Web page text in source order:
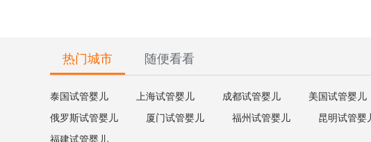
热门城市 随便看看
泰国试管婴儿 上海试管婴儿 成都试管婴儿 美国试管婴儿
俄罗斯试管婴儿
厦门试管婴儿 福州试管婴儿 昆明试管婴
福建试管婴儿